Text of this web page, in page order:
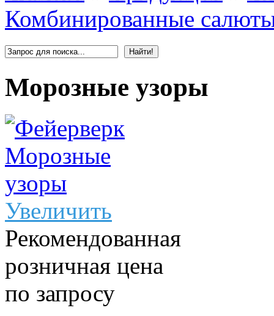
Комбинированные
Морозные узоры
Увеличить
Рекомендованная
розничная цена
по запросу